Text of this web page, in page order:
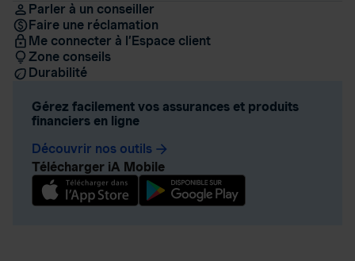
Parler à un conseiller
Faire une réclamation
Me connecter à l’Espace client
Zone conseils
Durabilité
Gérez facilement vos assurances et produits
financiers en ligne
Découvrir nos outils arrow_forward
Télécharger iA Mobile